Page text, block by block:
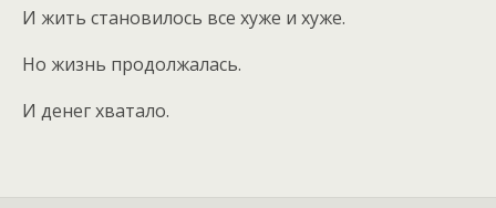
И жить становилось все хуже и хуже.
Но жизнь продолжалась.
И денег хватало.